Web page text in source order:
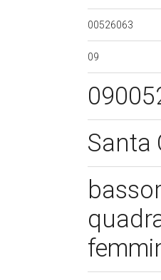
00526063
09
Santa